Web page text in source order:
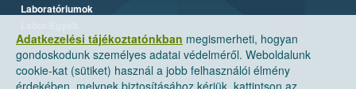
Adatkezelési tájékoztatónkban megismerheti, hogyan
gondoskodunk személyes adatai védelméről. Weboldalunk
cookie-kat (sütiket) használ a jobb felhasználói élmény
érdekében, melynek biztosításához kérjük, kattintson az
Laboratóriumok